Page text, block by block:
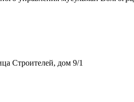
Строителей, дом 9/1